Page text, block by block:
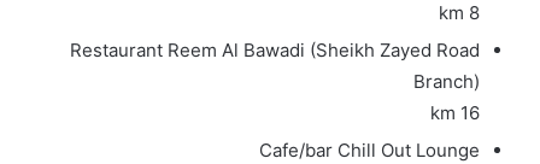
8 km
Restaurant Reem Al Bawadi (Sheikh Zayed Road
Branch)
16 km
Cafe/bar Chill Out Lounge